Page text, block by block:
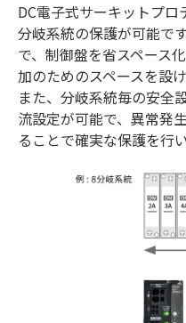
DC電子式サーキットプロ
分岐系統の保護が可能で
で、制御盤を省スペース
加のためのスペースを設
また、分岐系統毎の安全
流設定が可能で、異常発
ることで確実な保護を行い